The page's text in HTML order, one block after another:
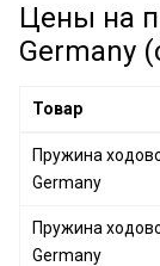
Пружина
Цены на
Germany
Товар
Пружина
Germany
Пружина
Germany